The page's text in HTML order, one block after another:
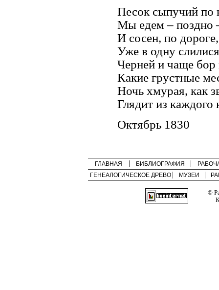
Песок сыпучий по
Мы едем – поздно
И сосен, по
Уже в одну
Черней и чаще бор
Какие грустные
Ночь хмурая, как
Глядит из каждого
Октябрь 1830
ГЛАВНАЯ БИБЛИОГРАФИЯ
ГЕНЕАЛОГИЧЕСКОЕ ДРЕВО
МУЗЕИ
©